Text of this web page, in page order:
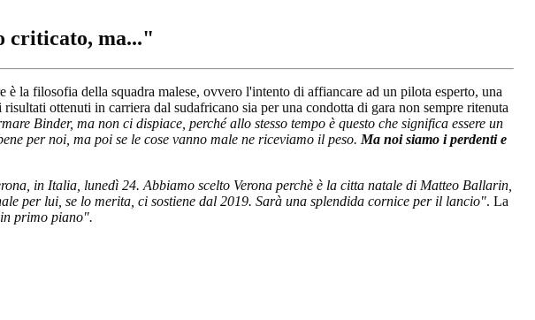
criticato, ma..."
è la filosofia della squadra malese, ovvero l'intento di affiancare ad un pilota esperto, una
ottenuti in carriera dal sudafricano sia per una condotta di gara non sempre ritenuta
Binder, ma non ci dispiace, perché allo stesso tempo è questo che significa essere un
per noi, ma poi se le cose vanno male ne riceviamo il peso. Ma noi siamo i perdenti e
in Italia, lunedì 24. Abbiamo scelto Verona perchè è la citta natale di Matteo Ballarin,
per lui, se lo merita, ci sostiene dal 2019. Sarà una splendida cornice per il lancio". La
primo piano".